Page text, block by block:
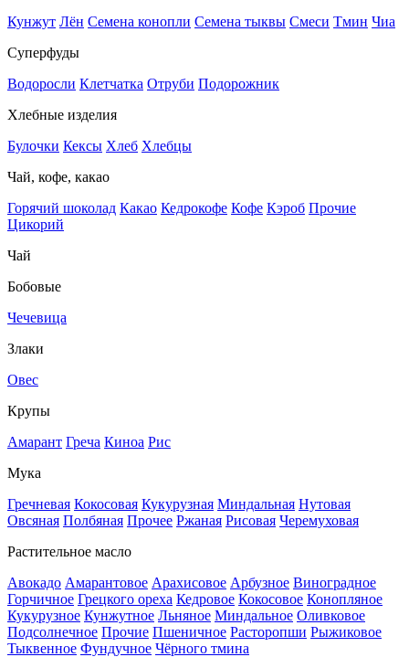
Кунжут Лён Семена конопли Семена тыквы Смеси Тмин Чиа
Суперфуды
Водоросли Клетчатка Отруби Подорожник
Хлебные изделия
Булочки Кексы Хлеб Хлебцы
Чай, кофе, какао
Горячий шоколад Какао Кедрокофе Кофе Кэроб Прочие
Цикорий
Чай
Бобовые
Чечевица
Злаки
Овес
Крупы
Амарант Греча Киноа Рис
Мука
Гречневая Кокосовая Кукурузная Миндальная Нутовая
Овсяная Полбяная Прочее Ржаная Рисовая Черемуховая
Растительное масло
Авокадо Амарантовое Арахисовое Арбузное Виноградное
Горчичное Грецкого ореха Кедровое Кокосовое Конопляное
Кукурузное Кунжутное Льняное Миндальное Оливковое
Подсолнечное Прочие Пшеничное Расторопши Рыжиковое
Тыквенное Фундучное Чёрного тмина